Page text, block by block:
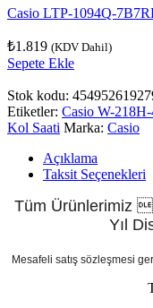
Casio LTP-1094Q-
₺1.819 (KDV Dahil)
Sepete Ekle
Stok kodu:
Etiketler: Casio W-
Kol Saati Marka: Casio
Açıklama
Taksit Seçenekleri
Tüm Ürünlerimiz
Yıl
Mesafeli satış sözleşmesi